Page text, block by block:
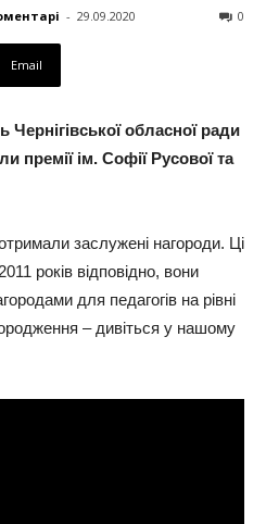
- 29.09.2020 0
Email
Чернігівської обласної ради
премії ім. Софії Русової та
заслужені нагороди. Ці
років відповідно, вони
для педагогів на рівні
– дивіться у нашому